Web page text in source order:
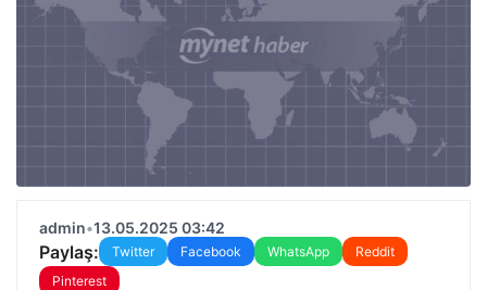
admin•13.05.2025 03:42
Paylaş: Twitter Facebook WhatsApp
Reddit
Pinterest